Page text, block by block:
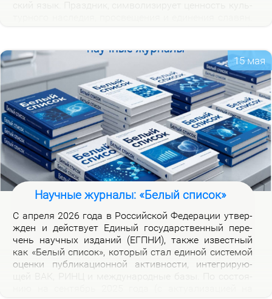
ской на­род­но­сти.
15 мая
Научные журналы: «Белый список»
С ап­ре­ля 2026 го­да в Рос­сий­ской Фе­де­ра­ции утвер­
жден и дей­ству­ет Еди­ный го­судар­ствен­ный пе­ре­
чень на­уч­ных из­да­ний (ЕГПНИ), так­же из­вест­ный
как «Бе­лый спи­сок», ко­то­рый стал еди­ной си­сте­мой
оцен­ки пуб­ли­ка­ци­он­ной ак­тив­но­сти, ин­те­гри­ру­ю­